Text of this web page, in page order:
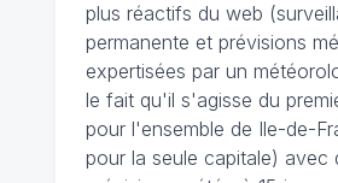
plus réactifs du web
permanente et prévisions
expertisées par un
le fait qu'il s'agisse du
pour l'ensemble de Ile-de-
pour la seule capitale) avec